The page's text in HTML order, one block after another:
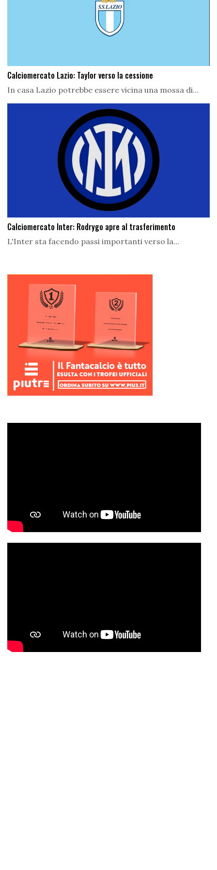
Calciomercato Lazio: Taylor verso la cessione
In casa Lazio potrebbe essere vicina una mossa di...
Calciomercato Inter: Rodrygo apre al trasferimento
L'Inter sta facendo passi importanti verso la...